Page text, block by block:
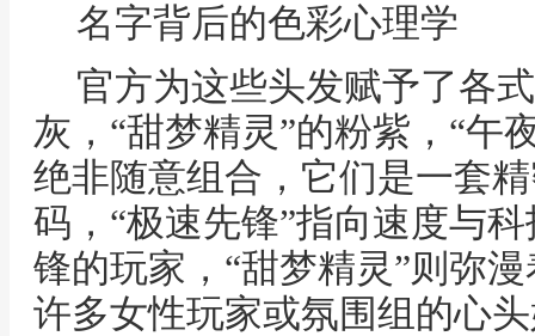
名字背后的色彩心理学
官方为这些头发赋予了各
灰，“甜梦精灵”的粉紫，“午
绝非随意组合，它们是一套
码，“极速先锋”指向速度与
锋的玩家，“甜梦精灵”则弥
许多女性玩家或氛围组的心